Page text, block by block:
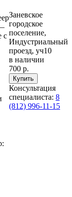
с
Заневское
городское
поселение,
Индустриальный
проезд, уч10
в наличии
700 р.
Консультация
специалиста: 8
(812) 996-11-15